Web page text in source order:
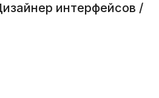
интерфейсов /